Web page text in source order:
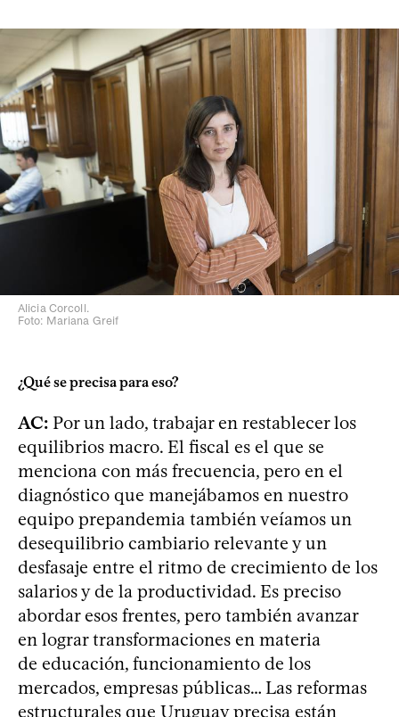
Alicia Corcoll.
Foto: Mariana Greif
¿Qué se precisa para eso?
AC: Por un lado, trabajar en restablecer los
equilibrios macro. El fiscal es el que se
menciona con más frecuencia, pero en el
diagnóstico que manejábamos en nuestro
equipo prepandemia también veíamos un
desequilibrio cambiario relevante y un
desfasaje entre el ritmo de crecimiento de los
salarios y de la productividad. Es preciso
abordar esos frentes, pero también avanzar
en lograr transformaciones en materia
de educación, funcionamiento de los
mercados, empresas públicas… Las reformas
estructurales que Uruguay precisa están